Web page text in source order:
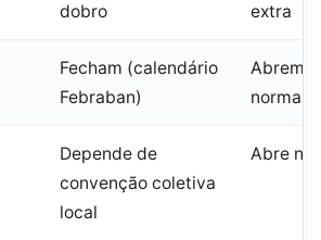
dobro
extra
Fecham (calendário
Febraban)
Abrem
Depende de
convenção coletiva
local
Abre